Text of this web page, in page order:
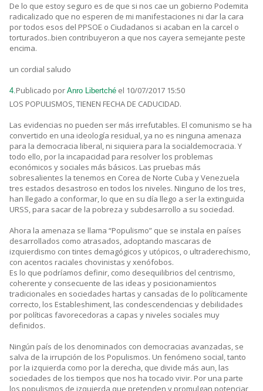
De lo que estoy seguro es de que si nos cae un gobierno Podemita
radicalizado que no esperen de mi manifestaciones ni dar la cara
por todos esos del PPSOE o Ciudadanos si acaban en la carcel o
torturados..bien contribuyeron a que nos cayera semejante peste
encima.
un cordial saludo
4.Publicado por Anro Libertché el 10/07/2017 15:50
LOS POPULISMOS, TIENEN FECHA DE CADUCIDAD.
Las evidencias no pueden ser más irrefutables. El comunismo se ha
convertido en una ideología residual, ya no es ninguna amenaza
para la democracia liberal, ni siquiera para la socialdemocracia. Y
todo ello, por la incapacidad para resolver los problemas
económicos y sociales más básicos. Las pruebas más
sobresalientes la tenemos en Corea de Norte Cuba y Venezuela
tres estados desastroso en todos los niveles. Ninguno de los tres,
han llegado a conformar, lo que en su día llego a ser la extinguida
URSS, para sacar de la pobreza y subdesarrollo a su sociedad.
Ahora la amenaza se llama “Populismo” que se instala en países
desarrollados como atrasados, adoptando mascaras de
izquierdismo con tintes demagógicos y utópicos, o ultraderechismo,
con acentos raciales chovinistas y xenófobos.
Es lo que podríamos definir, como desequilibrios del centrismo,
coherente y consecuente de las ideas y posicionamientos
tradicionales en sociedades hartas y cansadas de lo políticamente
correcto, los Estableshiment, las condescendencias y debilidades
por políticas favorecedoras a capas y niveles sociales muy
definidos.
Ningún país de los denominados con democracias avanzadas, se
salva de la irrupción de los Populismos. Un fenómeno social, tanto
por la izquierda como por la derecha, que divide más aun, las
sociedades de los tiempos que nos ha tocado vivir. Por una parte
los populismos de izquierda que pretenden y promulgan potenciar